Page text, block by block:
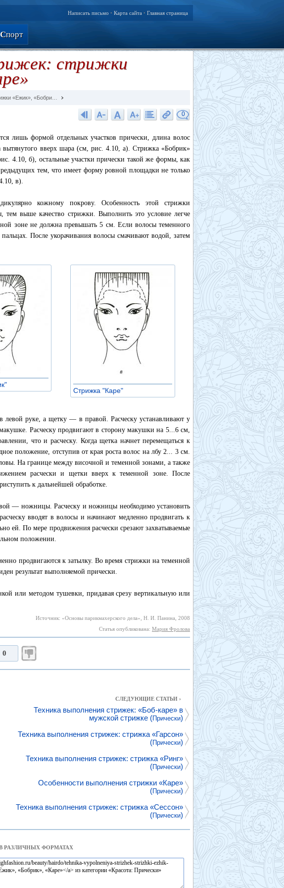
Написать письмо • Карта сайта • Главная страница
Спорт
стрижки
«Ежик», «Бобри…
0
лишь формой отдельных участков прически, длина волос
вверх шара (см, рис. 4.10, а). Стрижка «Бобрик»
4.10, б), остальные участки прически такой же формы, как
тем, что имеет форму ровной площадки не только
в).
кожному покрову. Особенность этой стрижки
выше качество стрижки. Выполнить это условие легче
зоне не должна превышать 5 см. Если волосы теменного
После укорачивания волосы смачивают водой, затем
Стрижка "Каре"
левой руке, а щетку — в правой. Расческу устанавливают у
Расческу продвигают в сторону макушки на 5...6 см,
что и расческу. Когда щетка начнет перемещаться к
положение, отступив от края роста волос на лбу 2... 3 см.
На границе между височной и теменной зонами, а также
расчески и щетки вверх к теменной зоне. После
к дальнейшей обработке.
— ножницы. Расческу и ножницы необходимо установить
вводят в волосы и начинают медленно продвигать к
ей. По мере продвижения расчески срезают захватываемые
положении.
продвигаются к затылку. Во время стрижки на теменной
результат выполняемой прически.
или методом тушевки, придавая срезу вертикальную или
Источник: «Основы парикмахерского дела», Н. И. Панина, 2008
Статья опубликована: Мария Фролова
0
СЛЕДУЮЩИЕ СТАТЬИ ›
Техника выполнения стрижек: «Боб-каре» в
мужской стрижке ( Прически)
Техника выполнения стрижек: стрижка «Гарсон»
( Прически)
Техника выполнения стрижек: стрижка «Ринг»
( Прически)
Особенности выполнения стрижки «Каре»
( Прически)
Техника выполнения стрижек: стрижка «Сессон»
( Прически)
РАЗЛИЧНЫХ ФОРМАТАХ